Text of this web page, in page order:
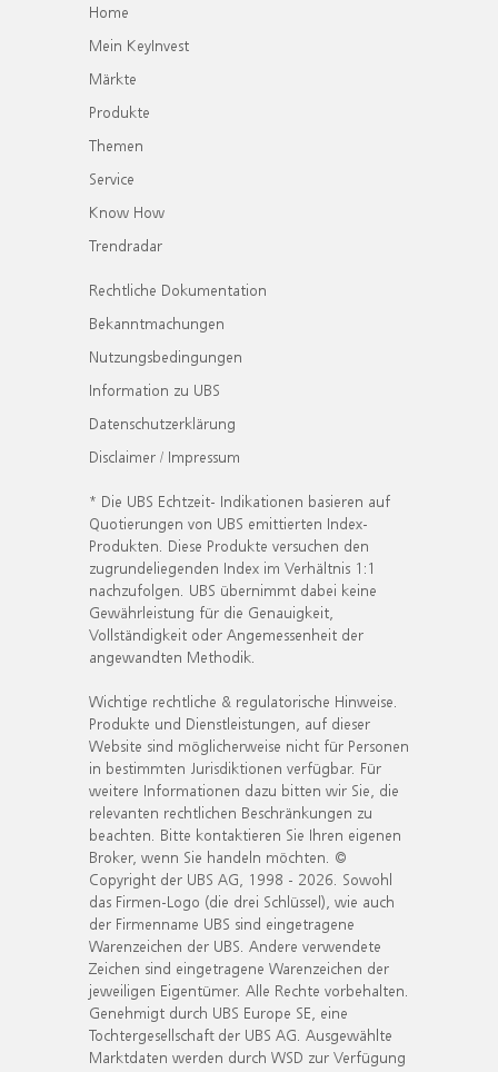
Home
Mein KeyInvest
Märkte
Produkte
Themen
Service
Know How
Trendradar
Rechtliche Dokumentation
Bekanntmachungen
Nutzungsbedingungen
Information zu UBS
Datenschutzerklärung
Disclaimer / Impressum
* Die UBS Echtzeit- Indikationen basieren auf
Quotierungen von UBS emittierten Index-
Produkten. Diese Produkte versuchen den
zugrundeliegenden Index im Verhältnis 1:1
nachzufolgen. UBS übernimmt dabei keine
Gewährleistung für die Genauigkeit,
Vollständigkeit oder Angemessenheit der
angewandten Methodik.
Wichtige rechtliche & regulatorische Hinweise.
Produkte und Dienstleistungen, auf dieser
Website sind möglicherweise nicht für Personen
in bestimmten Jurisdiktionen verfügbar. Für
weitere Informationen dazu bitten wir Sie, die
relevanten rechtlichen Beschränkungen zu
beachten. Bitte kontaktieren Sie Ihren eigenen
Broker, wenn Sie handeln möchten. ©
Copyright der UBS AG, 1998 - 2026. Sowohl
das Firmen-Logo (die drei Schlüssel), wie auch
der Firmenname UBS sind eingetragene
Warenzeichen der UBS. Andere verwendete
Zeichen sind eingetragene Warenzeichen der
jeweiligen Eigentümer. Alle Rechte vorbehalten.
Genehmigt durch UBS Europe SE, eine
Tochtergesellschaft der UBS AG. Ausgewählte
Marktdaten werden durch WSD zur Verfügung